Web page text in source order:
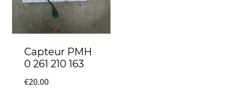
Capteur PMH
0 261 210 163
€20.00